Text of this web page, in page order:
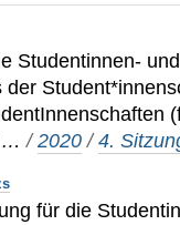
Studentinnen-
…/2020 /4.
für die